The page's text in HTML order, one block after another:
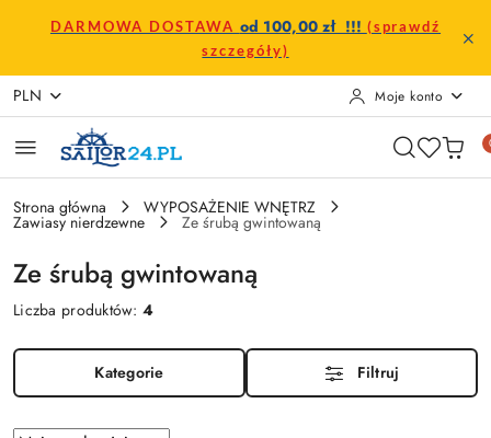
Przejdź do treści głównej
Przejdź do wyszukiwarki
Przejdź do moje konto
Przejdź do menu głównego
Przejdź do stopki
DARMOWA DOSTAWA od 100,00 zł !!! (sprawdź
szczegóły)
PLN Moje konto
Strona główna WYPOSAŻENIE WNĘTRZ
Zawiasy nierdzewne Ze śrubą gwintowaną
Ze śrubą gwintowaną
Liczba produktów:4
Kategorie Filtruj